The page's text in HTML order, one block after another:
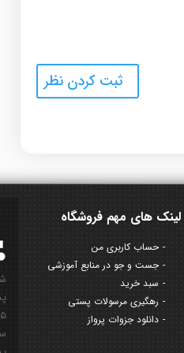
لینک های مهم فروشگاه
حساب کاربری من
جست و جو در منابع آموزشی
سبد خرید
رهگیری مرسولات پستی
دانلود جزوات پرواز